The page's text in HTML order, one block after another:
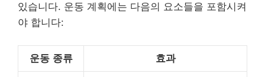
있습니다. 운동 계획에는 다음의 요소들을 포함시켜
야 합니다:
운동 종류 효과